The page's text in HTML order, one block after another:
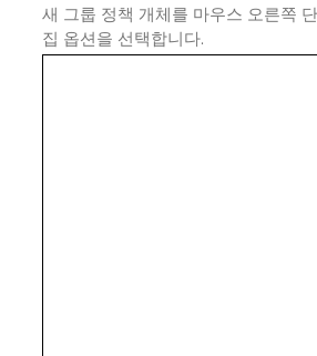
새 그룹 정책 개체를 마우스 오른쪽
집 옵션을 선택합니다.